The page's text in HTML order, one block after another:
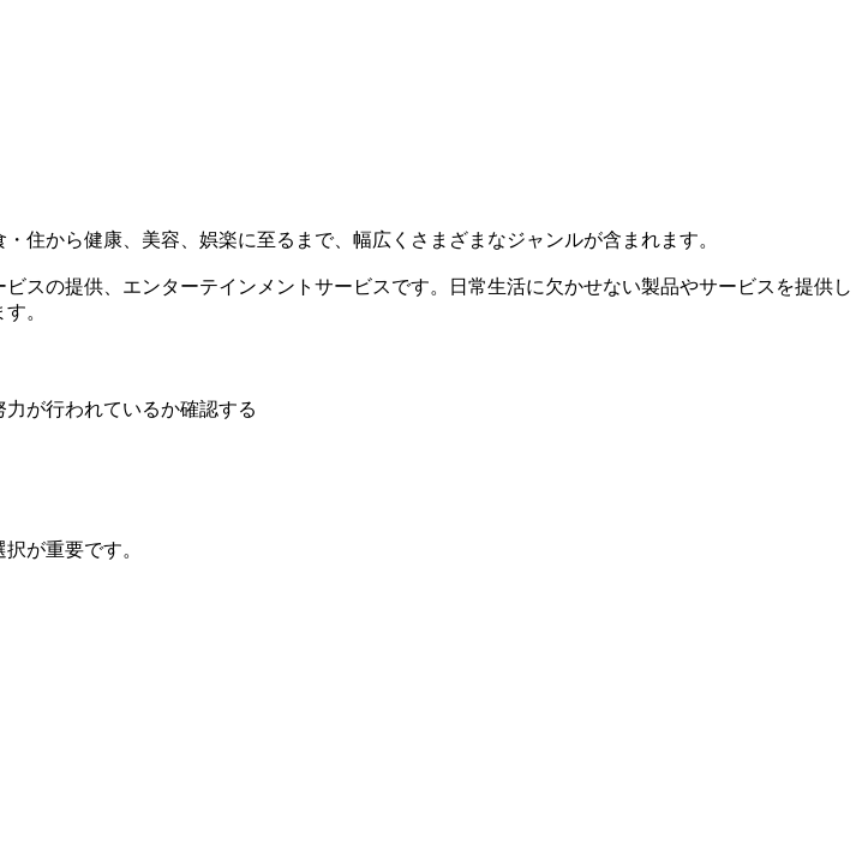
住から健康、美容、娯楽に至るまで、幅広くさまざまなジャンルが含まれます。
スの提供、エンターテインメントサービスです。日常生活に欠かせない製品やサービスを提供し
。
が行われているか確認する
が重要です。